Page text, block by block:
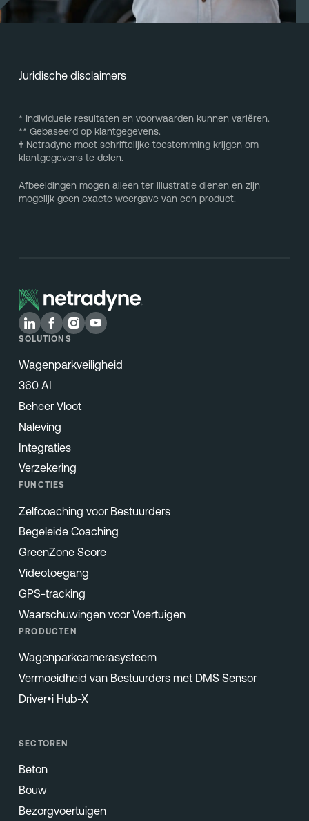
Juridische disclaimers
* Individuele resultaten en voorwaarden kunnen variëren.
** Gebaseerd op klantgegevens.
†Netradyne moet schriftelijke toestemming krijgen om
klantgegevens te delen.
Afbeeldingen mogen alleen ter illustratie dienen en zijn
mogelijk geen exacte weergave van een product.
SOLUTIONS
Wagenparkveiligheid
360 AI
Beheer Vloot
Naleving
Integraties
Verzekering
FUNCTIES
Zelfcoaching voor Bestuurders
Begeleide Coaching
GreenZone Score
Videotoegang
GPS-tracking
Waarschuwingen voor Voertuigen
PRODUCTEN
Wagenparkcamerasysteem
Vermoeidheid van Bestuurders met DMS Sensor
Driver•i Hub-X
SECTOREN
Beton
Bouw
Bezorgvoertuigen